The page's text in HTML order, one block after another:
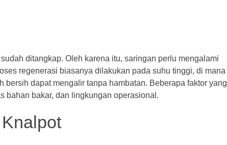
ditangkap. Oleh karena itu, saringan perlu mengalami
regenerasi biasanya dilakukan pada suhu tinggi, di mana
dapat mengalir tanpa hambatan. Beberapa faktor yang
bahan bakar, dan lingkungan operasional.